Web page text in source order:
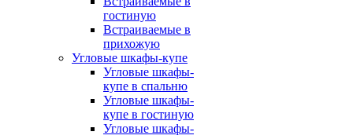
гостиную
Встраиваемые в
прихожую
Угловые шкафы-купе
Угловые шкафы-
купе в спальню
Угловые шкафы-
купе в гостиную
Угловые шкафы-